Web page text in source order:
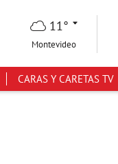
11°
Montevideo
CARAS Y CARETAS TV